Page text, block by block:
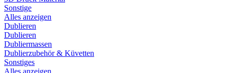
Sonstige
Alles anzeigen
Dublieren
Dublieren
Dubliermassen
Dublierzubehör & Küvetten
Sonstiges
Alles anzeigen